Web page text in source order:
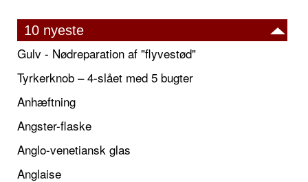
10 nyeste
Gulv - Nødreparation af "flyvestød"
Tyrkerknob – 4-slået med 5 bugter
Anhæftning
Angster-flaske
Anglo-venetiansk glas
Anglaise